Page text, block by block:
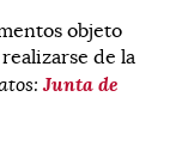
objeto
de la
Junta de